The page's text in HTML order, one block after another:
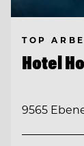
TOP
Hotel
9565